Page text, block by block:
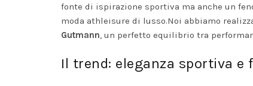
fonte di ispirazione sportiva ma anche un
moda athleisure di lusso.Noi abbiamo
Gutmann , un perfetto equilibrio tra
Il trend: eleganza sportiva